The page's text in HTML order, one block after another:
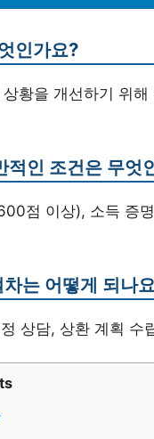
인가요?
황을 개선하기 위
적인 조건은 무엇
점 이상), 소득 증
는 어떻게 되나
상담, 상환 계획 수